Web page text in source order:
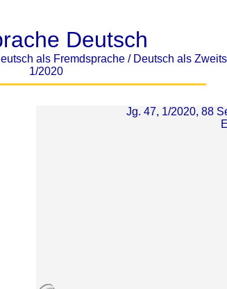
Deutsch
als Fremdsprache / Deutsch als
1/2020
Jg. 47, 1/2020, 88